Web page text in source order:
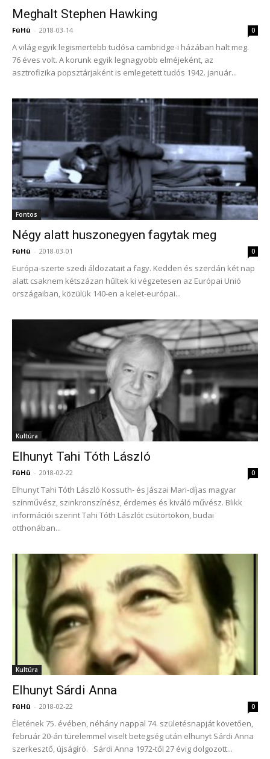
Meghalt Stephen Hawking
FüHü - 2018-03-14 0
A világ egyik legismertebb tudósa cambridge-i házában halt meg.
76 éves volt. A korunk egyik legnagyobb elméjeként, az
asztrofizika popsztárjaként is emlegetett tudós 1942. január...
Fontos
Négy alatt huszonegyen fagytak meg
FüHü - 2018-03-01 0
Európa-szerte szedi áldozatait a fagy. Kedden és szerdán két nap
alatt csaknem kétszázan hűltek ki végzetesen az Európai Unió
országaiban, közülük 140-en a kelet-európai...
Kultúra
Elhunyt Tahi Tóth László
FüHü - 2018-02-22 0
Elhunyt Tahi Tóth László Kossuth- és Jászai Mari-díjas magyar
színművész, szinkronszínész, érdemes és kiváló művész. Blikk
információi szerint Tahi Tóth Lászlót csütörtökön, budai
otthonában...
Kultúra
Elhunyt Sárdi Anna
FüHü - 2018-02-22 0
Életének 75. évében, néhány nappal 74. születésnapját követően,
február 20-án türelemmel viselt betegség után elhunyt Sárdi Anna
szerkesztő, újságíró. Sárdi Anna 1972-től 27 évig dolgozott...